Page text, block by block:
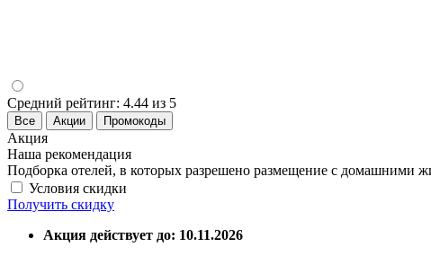
Средний рейтинг: 4.44 из 5
Все Акции Промокоды
Акция
Наша рекомендация
Подборка отелей, в которых разрешено размещение с домашними
Условия скидки
Получить скидку
Акция действует до: 10.11.2026